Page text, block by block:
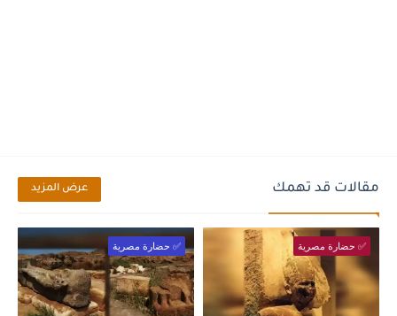
مقالات قد تهمك عرض المزيد
✅ حضارة مصرية ✅ حضارة مصرية